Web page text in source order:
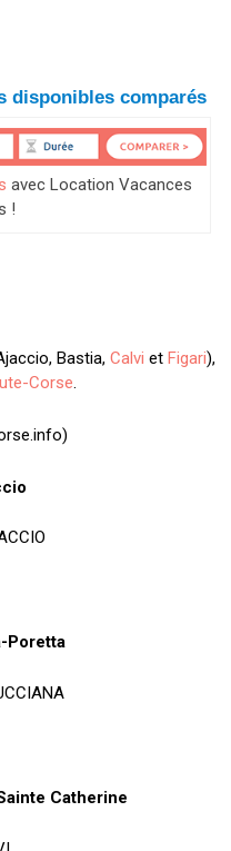
disponibles comparés
avec Location Vacances
!
Bastia, Calvi et Figari),
Corse.
Poretta
Catherine